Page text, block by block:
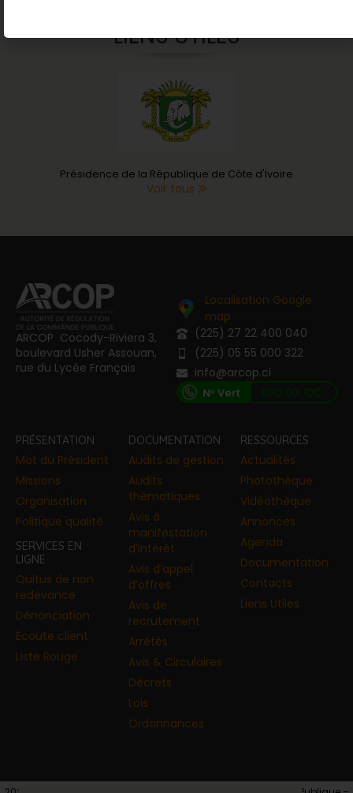
LIENS UTILES
Présidence de la République de Côte d'Ivoire
Voir tous
ARCOP Cocody-Riviera 3,
boulevard Usher Assouan,
rue du Lycée Français
Localisation Google
map
(225) 27 22 400 040
(225) 05 55 000 322
info@arcop.ci
PRÉSENTATION
Mot du Président
Missions
Organisation
Politique qualité
SERVICES EN
LIGNE
Quitus de non
redevance
Dénonciation
Écoute client
Liste Rouge
DOCUMENTATION
Audits de gestion
Audits
thématiques
Avis à
manifestation
d’intérêt
Avis d’appel
d’offres
Avis de
recrutement
Arrêtés
Avis & Circulaires
Décrets
Lois
Ordonnances
RESSOURCES
Actualités
Photothèque
Vidéothèque
Annonces​
Agenda
Documentation
Contacts
Liens Utiles